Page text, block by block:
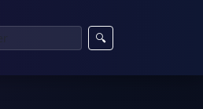
🔍